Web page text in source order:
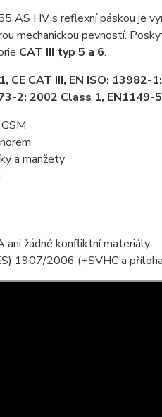
AS HV s reflexní páskou je
mechanickou pevností.
CAT III typ 5 a 6.
CE CAT III, EN ISO: 13982-
2: 2002 Class 1, EN1149-
a manžety
ani žádné konfliktní materiály
1907/2006 (+SVHC a